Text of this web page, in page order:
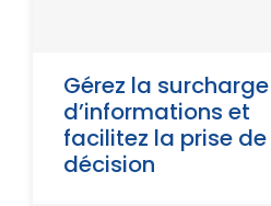
Gérez la surcharge
d’informations et
facilitez la prise de
décision